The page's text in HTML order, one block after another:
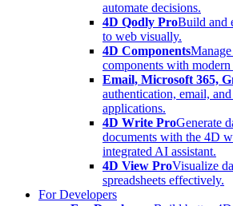
automate decisions.
4D Qodly ProBuild and
to web visually.
4D Components
components with
Email, Microsoft 365,
authentication, email,
applications.
4D Write ProGenerate
documents with the 4D
integrated AI assistant.
4D View ProVisualize
spreadsheets effectively.
For Developers